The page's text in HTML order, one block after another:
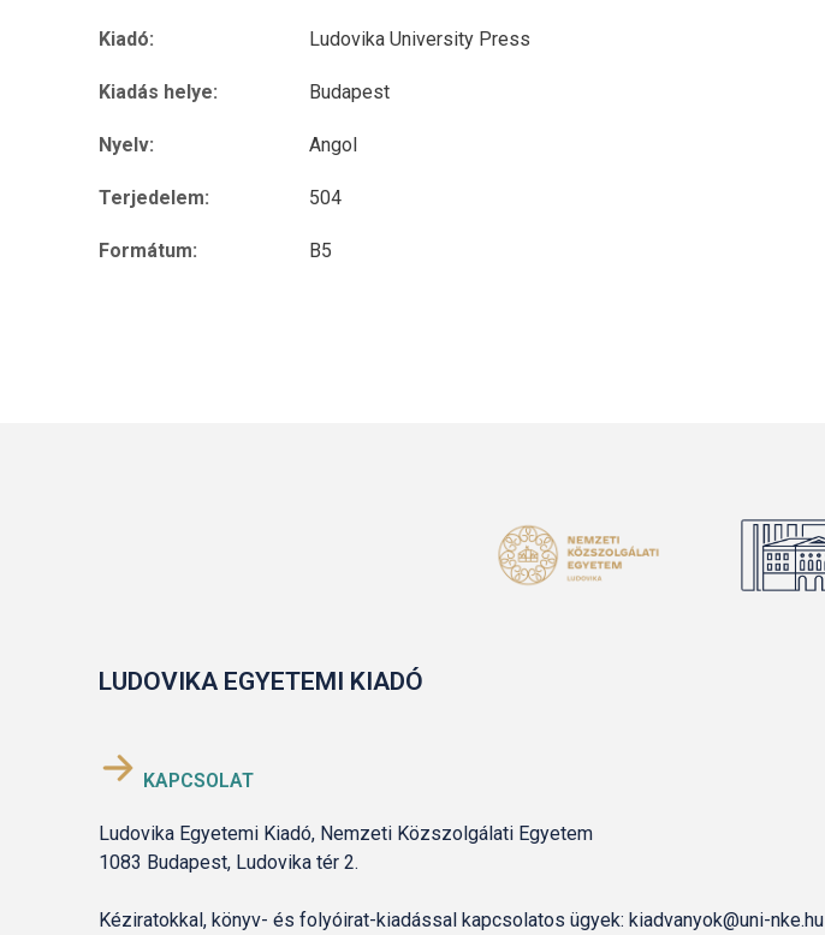
Kiadó: Ludovika University Press
Kiadás helye: Budapest
Nyelv: Angol
Terjedelem: 504
Formátum: B5
LUDOVIKA EGYETEMI KIADÓ
KAPCSOLAT
Ludovika Egyetemi Kiadó, Nemzeti Közszolgálati Egyetem
1083 Budapest, Ludovika tér 2.
Kéziratokkal, könyv- és folyóirat-kiadással kapcsolatos ügyek: kiadvanyok@uni-nke.hu